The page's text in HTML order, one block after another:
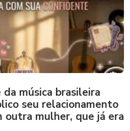
música brasileira
seu relacionamento
outra mulher, que já era